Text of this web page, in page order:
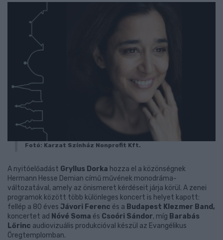
Fotó: Karzat Színház Nonprofit Kft.
A nyitóelőadást Gryllus Dorka hozza el a közönségnek
Hermann Hesse Demian című művének monodráma-
változatával, amely az önismeret kérdéseit járja körül. A zenei
programok között több különleges koncert is helyet kapott:
fellép a 80 éves Jávori Ferenc és a Budapest Klezmer Band,
koncertet ad Nóvé Soma és Csoóri Sándor, míg Barabás
Lőrinc audiovizuális produkcióval készül az Evangélikus
Öregtemplomban.